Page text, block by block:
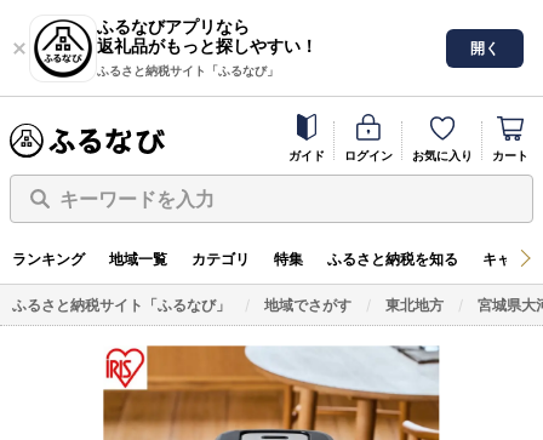
ふるなびアプリなら
返礼品がもっと探しやすい！
ふるさと納税サイト「ふるなび」
開く
ガイド ログイン お気に入り カート
キーワードを入力
ランキング 地域一覧 カテゴリ 特集 ふるさと納税を知る キャン
ふるさと納税サイト「ふるなび」 地域でさがす 東北地方 宮城県大